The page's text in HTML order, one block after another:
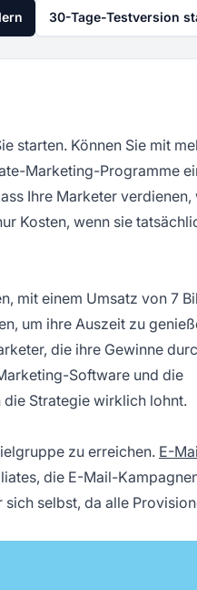
30-Tage-Testversion
starten. Können Sie mit
Marketing-Programme
Ihre Marketer verdienen,
Kosten, wenn sie
mit einem Umsatz von 7
um ihre Auszeit zu
die ihre Gewinne
Software und die
Strategie wirklich lohnt.
zu erreichen. E-
die E-Mail-
selbst, da alle